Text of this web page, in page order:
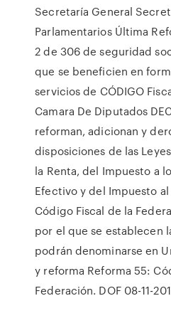
Secretaría General
Parlamentarios Última
2 de 306 de seguridad
que se beneficien en
servicios de CÓDIGO
Camara De Diputados
reforman, adicionan y
disposiciones de las
la Renta, del Impuesto a
Efectivo y del Impuesto
Código Fiscal de la
por el que se establecen
podrán denominarse en
y reforma Reforma 55:
Federación. DOF 08-11-